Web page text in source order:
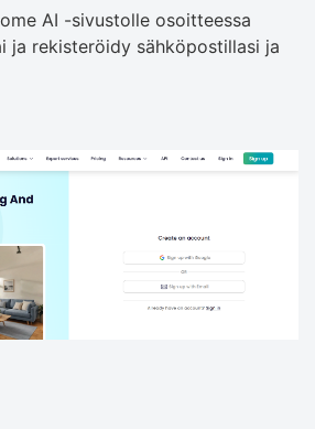
AI -sivustolle osoitteessa
ja rekisteröidy sähköpostillasi ja